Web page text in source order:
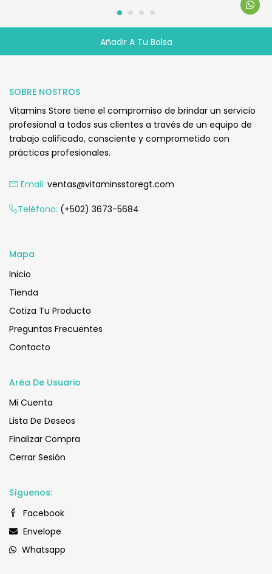
Q240.00
Añadir Al Carrito
Añadir A Tu Bolsa
SOBRE NOSTROS
Vitamins Store tiene el compromiso de brindar un servicio
profesional a todos sus clientes a través de un equipo de
trabajo calificado, consciente y comprometido con
prácticas profesionales.
Email: ventas@vitaminsstoregt.com
Teléfono: (+502) 3673-5684
Mapa
Inicio
Tienda
Cotiza Tu Producto
Preguntas Frecuentes
Contacto
Aréa De Usuario
Mi Cuenta
Lista De Deseos
Finalizar Compra
Cerrar Sesión
Síguenos:
Facebook
Envelope
Whatsapp